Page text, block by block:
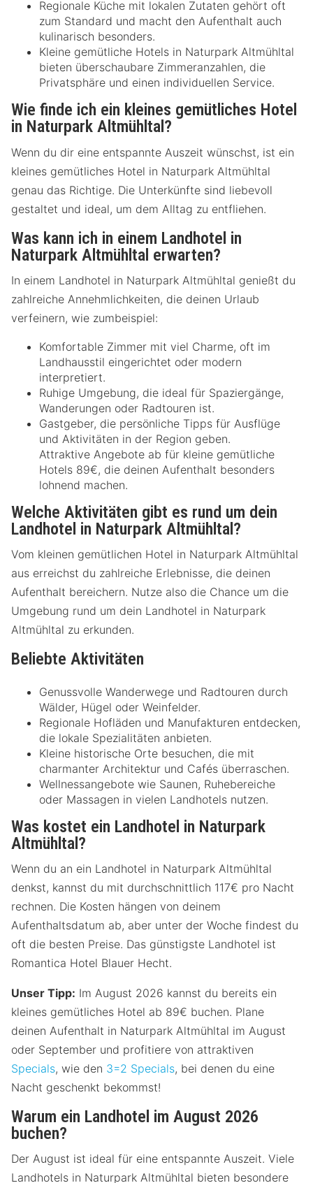
Regionale Küche mit lokalen Zutaten gehört oft
zum Standard und macht den Aufenthalt auch
kulinarisch besonders.
Kleine gemütliche Hotels in Naturpark Altmühltal
bieten überschaubare Zimmeranzahlen, die
Privatsphäre und einen individuellen Service.
Wie finde ich ein kleines gemütliches Hotel
in Naturpark Altmühltal?
Wenn du dir eine entspannte Auszeit wünschst, ist ein
kleines gemütliches Hotel in Naturpark Altmühltal
genau das Richtige. Die Unterkünfte sind liebevoll
gestaltet und ideal, um dem Alltag zu entfliehen.
Was kann ich in einem Landhotel in
Naturpark Altmühltal erwarten?
In einem Landhotel in Naturpark Altmühltal genießt du
zahlreiche Annehmlichkeiten, die deinen Urlaub
verfeinern, wie zumbeispiel:
Komfortable Zimmer mit viel Charme, oft im
Landhausstil eingerichtet oder modern
interpretiert.
Ruhige Umgebung, die ideal für Spaziergänge,
Wanderungen oder Radtouren ist.
Gastgeber, die persönliche Tipps für Ausflüge
und Aktivitäten in der Region geben.
Attraktive Angebote ab für kleine gemütliche
Hotels 89€, die deinen Aufenthalt besonders
lohnend machen.
Welche Aktivitäten gibt es rund um dein
Landhotel in Naturpark Altmühltal?
Vom kleinen gemütlichen Hotel in Naturpark Altmühltal
aus erreichst du zahlreiche Erlebnisse, die deinen
Aufenthalt bereichern. Nutze also die Chance um die
Umgebung rund um dein Landhotel in Naturpark
Altmühltal zu erkunden.
Beliebte Aktivitäten
Genussvolle Wanderwege und Radtouren durch
Wälder, Hügel oder Weinfelder.
Regionale Hofläden und Manufakturen entdecken,
die lokale Spezialitäten anbieten.
Kleine historische Orte besuchen, die mit
charmanter Architektur und Cafés überraschen.
Wellnessangebote wie Saunen, Ruhebereiche
oder Massagen in vielen Landhotels nutzen.
Was kostet ein Landhotel in Naturpark
Altmühltal ?
Wenn du an ein Landhotel in Naturpark Altmühltal
denkst, kannst du mit durchschnittlich 117€ pro Nacht
rechnen. Die Kosten hängen von deinem
Aufenthaltsdatum ab, aber unter der Woche findest du
oft die besten Preise. Das günstigste Landhotel ist
Romantica Hotel Blauer Hecht.
Unser Tipp: Im August 2026 kannst du bereits ein
kleines gemütliches Hotel ab 89€ buchen. Plane
deinen Aufenthalt in Naturpark Altmühltal im August
oder September und profitiere von attraktiven
Specials, wie den 3=2 Specials, bei denen du eine
Nacht geschenkt bekommst!
Warum ein Landhotel im August 2026
buchen?
Der August ist ideal für eine entspannte Auszeit. Viele
Landhotels in Naturpark Altmühltal bieten besondere